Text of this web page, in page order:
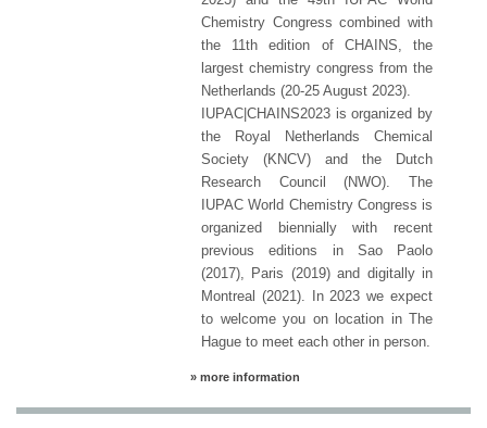
Chemistry Congress combined with
the 11th edition of CHAINS, the
largest chemistry congress from the
Netherlands (20-25 August 2023).
IUPAC|CHAINS2023 is organized by
the Royal Netherlands Chemical
Society (KNCV) and the Dutch
Research Council (NWO). The
IUPAC World Chemistry Congress is
organized biennially with recent
previous editions in Sao Paolo
(2017), Paris (2019) and digitally in
Montreal (2021). In 2023 we expect
to welcome you on location in The
Hague to meet each other in person.
» more information